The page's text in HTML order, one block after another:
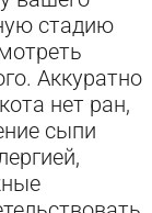
стадию
Аккуратно
нет ран,
сыпи